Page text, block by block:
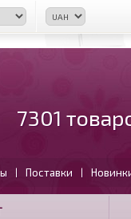
7301
| Поставки |